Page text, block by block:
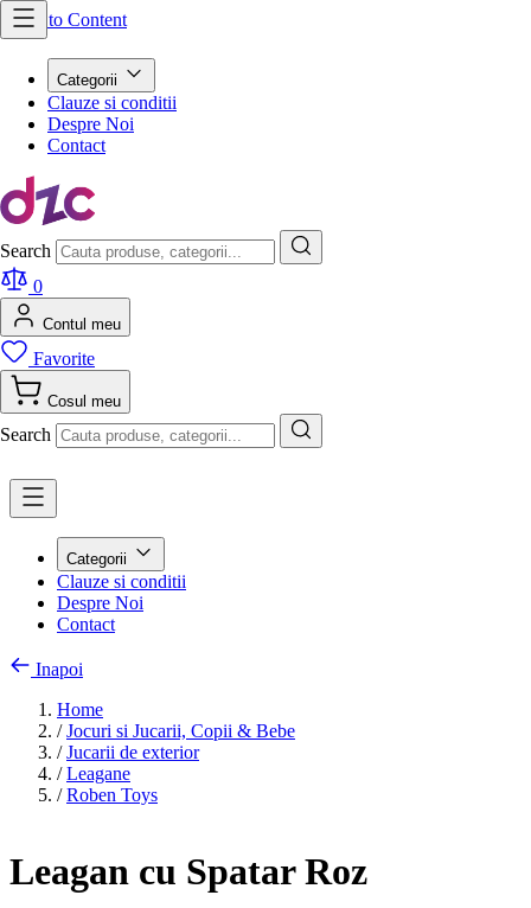
Skip to Content
Categorii
Clauze si conditii
Despre Noi
Contact
Search
0
Contul meu
Favorite
Cosul meu
Search
Categorii
Clauze si conditii
Despre Noi
Contact
Inapoi
Home
/ Jocuri si Jucarii, Copii & Bebe
/ Jucarii de exterior
/ Leagane
/ Roben Toys
Leagan cu Spatar Roz